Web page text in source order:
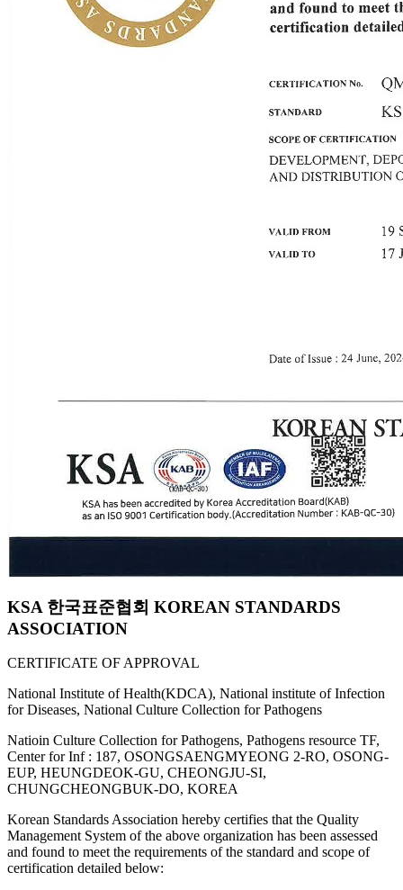
KSA 한국표준협회 KOREAN STANDARDS
ASSOCIATION
CERTIFICATE OF APPROVAL
National Institute of Health(KDCA), National institute of Infection
for Diseases, National Culture Collection for Pathogens
Natioin Culture Collection for Pathogens, Pathogens resource TF,
Center for Inf : 187, OSONGSAENGMYEONG 2-RO, OSONG-
EUP, HEUNGDEOK-GU, CHEONGJU-SI,
CHUNGCHEONGBUK-DO, KOREA
Korean Standards Association hereby certifies that the Quality
Management System of the above organization has been assessed
and found to meet the requirements of the standard and scope of
certification detailed below: